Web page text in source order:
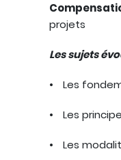
projets
Les sujets
Les
Les
Les